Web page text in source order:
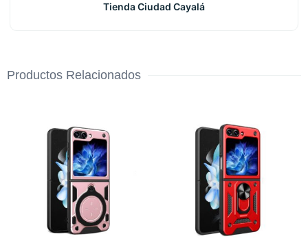
Tienda Ciudad Cayalá
Productos Relacionados